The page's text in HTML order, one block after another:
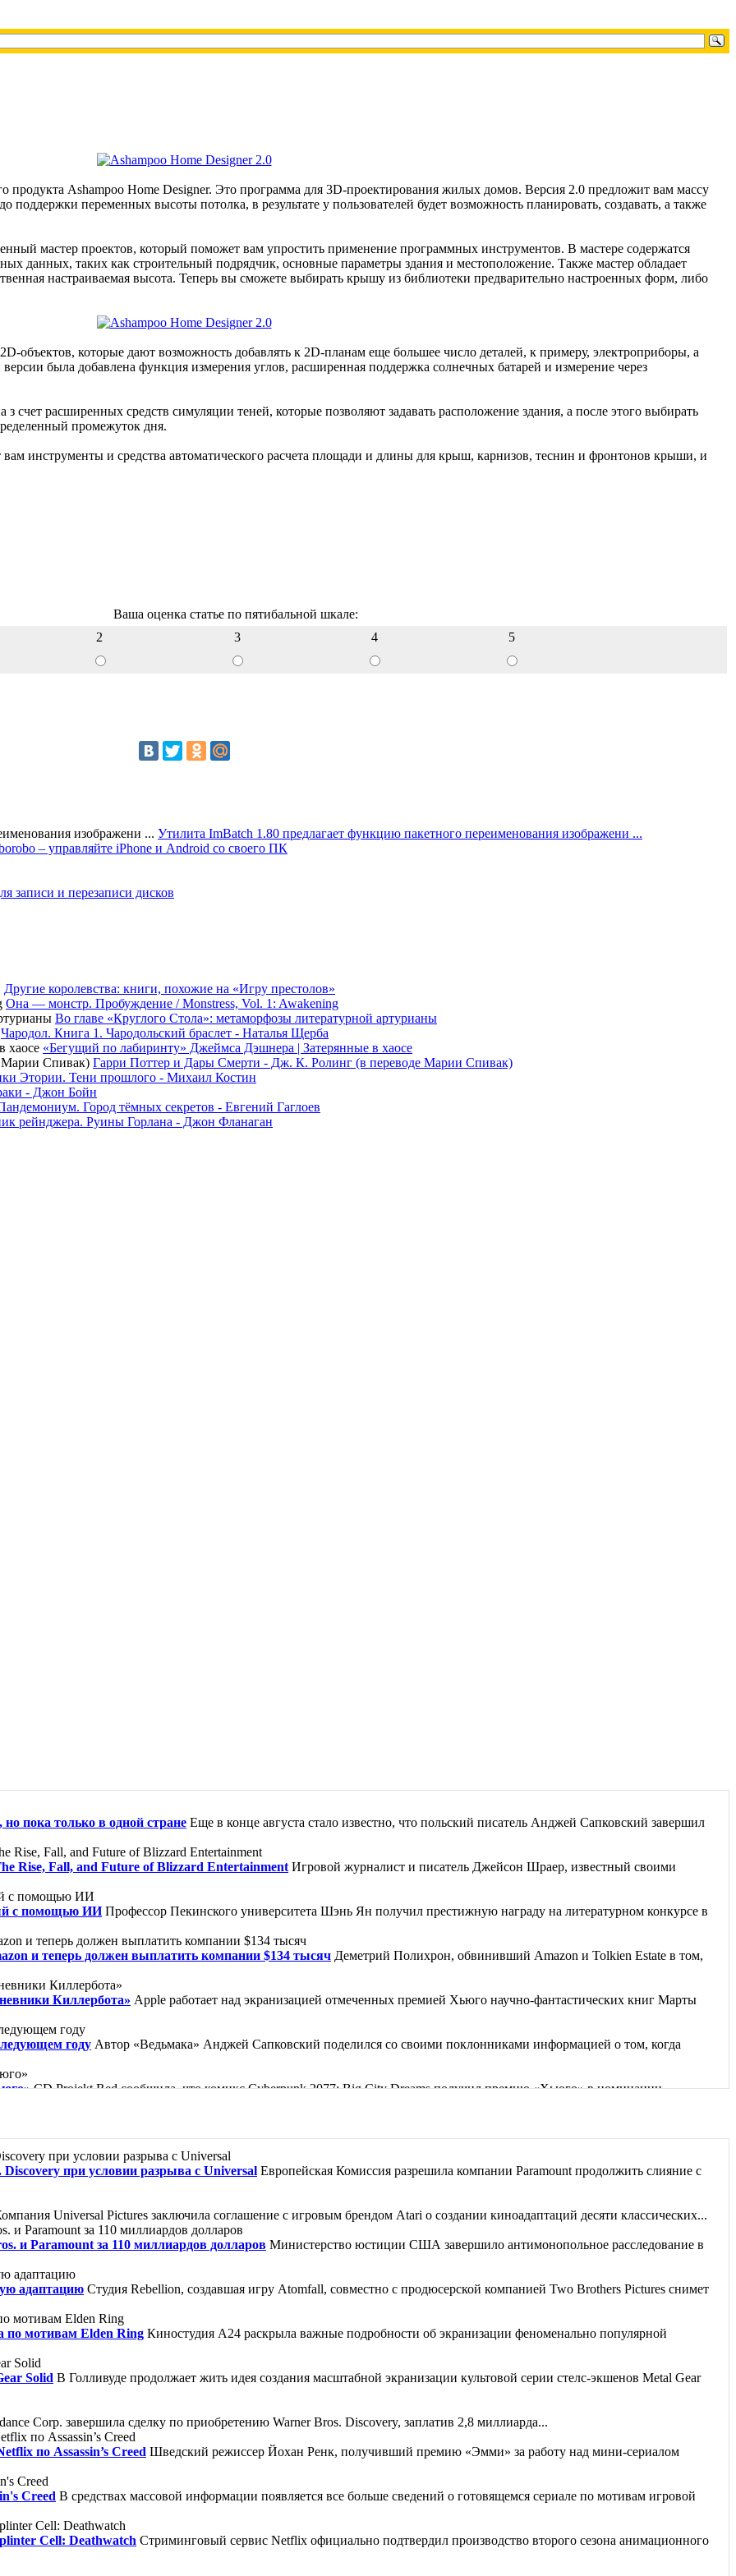
продукта Ashampoo Home Designer. Это программа для 3D-проектирования жилых домов. Версия 2.0 предложит вам массу
переменных высоты потолка, в результате у пользователей будет возможность планировать, создавать, а также
мастер проектов, который поможет вам упростить применение программных инструментов. В мастере содержатся
данных, таких как строительный подрядчик, основные параметры здания и местоположение. Также мастер обладает
настраиваемая высота. Теперь вы сможете выбирать крышу из библиотеки предварительно настроенных форм, либо
объектов, которые дают возможность добавлять к 2D-планам еще большее число деталей, к примеру, электроприборы, а
была добавлена функция измерения углов, расширенная поддержка солнечных батарей и измерение через
счет расширенных средств симуляции теней, которые позволяют задавать расположение здания, а после этого выбирать
промежуток дня.
вам инструменты и средства автоматического расчета площади и длины для крыш, карнизов, теснин и фронтонов крыши, и
Ваша оценка статье по пятибальной шкале:
2
3 4 5
Утилита ImBatch 1.80 предлагает функцию пакетного переименования изображени ...
– управляйте iPhone и Android со своего ПК
записи и перезаписи дисков
Другие королевства: книги, похожие на «Игру престолов»
Она — монстр. Пробуждение / Monstress, Vol. 1: Awakening
Во главе «Круглого Стола»: метаморфозы литературной артурианы
Чародол. Книга 1. Чародольский браслет - Наталья Щерба
«Бегущий по лабиринту» Джеймса Дэшнера | Затерянные в хаосе
Гарри Поттер и Дары Смерти - Дж. К. Ролинг (в переводе Марии Спивак)
Этории. Тени прошлого - Михаил Костин
- Джон Бойн
Город тёмных секретов - Евгений Гаглоев
рейнджера. Руины Горлана - Джон Фланаган
пока только в одной стране Еще в конце августа стало известно, что польский писатель Анджей Сапковский завершил
Rise, Fall, and Future of Blizzard Entertainment Игровой журналист и писатель Джейсон Шраер, известный своими
с помощью ИИПрофессор Пекинского университета Шэнь Ян получил престижную награду на литературном конкурсе в
и теперь должен выплатить компании $134 тысяч Деметрий Полихрон, обвинивший Amazon и Tolkien Estate в том,
Киллербота» Apple работает над экранизацией отмеченных премией Хьюго научно-фантастических книг Марты
году Автор «Ведьмака» Анджей Сапковский поделился со своими поклонниками информацией о том, когда
CD Projekt Red сообщила, что комикс Cyberpunk 2077: Big City Dreams получил премию «Хьюго» в номинации
как прославленный убийца Кейн совершил то, что считалось невозможным, разрушив планы...
при условии разрыва с Universal Европейская Комиссия разрешила компании Paramount продолжить слияние с
Universal Pictures заключила соглашение с игровым брендом Atari о создании киноадаптаций десяти классических...
и Paramount за 110 миллиардов долларов Министерство юстиции США завершило антимонопольное расследование в
адаптацию Студия Rebellion, создавшая игру Atomfall, совместно с продюсерской компанией Two Brothers Pictures снимет
по мотивам Elden Ring Киностудия A24 раскрыла важные подробности об экранизации феноменально популярной
Solid В Голливуде продолжает жить идея создания масштабной экранизации культовой серии стелс-экшенов Metal Gear
Corp. завершила сделку по приобретению Warner Bros. Discovery, заплатив 2,8 миллиарда...
по Assassin’s Creed Шведский режиссер Йохан Ренк, получивший премию «Эмми» за работу над мини-сериалом
Creed В средствах массовой информации появляется все больше сведений о готовящемся сериале по мотивам игровой
Cell: Deathwatch Стриминговый сервис Netflix официально подтвердил производство второго сезона анимационного